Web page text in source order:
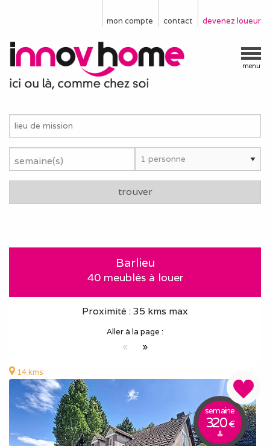
devenez loueur
contact
mon compte
menu
semaine(s)
trouver
Barlieu
40 meublés à louer
Proximité : 35 kms max
Aller à la page :
« »
14 kms
semaine
320€